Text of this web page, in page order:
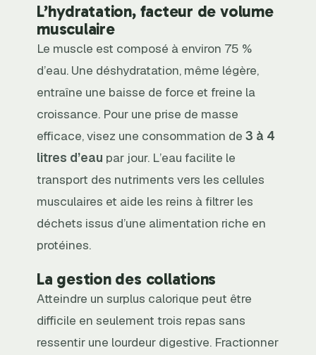
L’hydratation, facteur de volume
musculaire
Le muscle est composé à environ 75 %
d’eau. Une déshydratation, même légère,
entraîne une baisse de force et freine la
croissance. Pour une prise de masse
efficace, visez une consommation de 3 à 4
litres d’eau par jour. L’eau facilite le
transport des nutriments vers les cellules
musculaires et aide les reins à filtrer les
déchets issus d’une alimentation riche en
protéines.
La gestion des collations
Atteindre un surplus calorique peut être
difficile en seulement trois repas sans
ressentir une lourdeur digestive. Fractionner